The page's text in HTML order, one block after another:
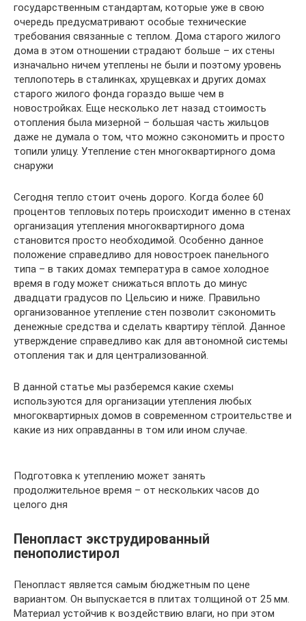
государственным стандартам, которые уже в свою
очередь предусматривают особые технические
требования связанные с теплом. Дома старого жилого
дома в этом отношении страдают больше – их стены
изначально ничем утеплены не были и поэтому уровень
теплопотерь в сталинках, хрущевках и других домах
старого жилого фонда гораздо выше чем в
новостройках. Еще несколько лет назад стоимость
отопления была мизерной – большая часть жильцов
даже не думала о том, что можно сэкономить и просто
топили улицу. Утепление стен многоквартирного дома
снаружи
Сегодня тепло стоит очень дорого. Когда более 60
процентов тепловых потерь происходит именно в стенах
организация утепления многоквартирного дома
становится просто необходимой. Особенно данное
положение справедливо для новостроек панельного
типа – в таких домах температура в самое холодное
время в году может снижаться вплоть до минус
двадцати градусов по Цельсию и ниже. Правильно
организованное утепление стен позволит сэкономить
денежные средства и сделать квартиру тёплой. Данное
утверждение справедливо как для автономной системы
отопления так и для централизованной.
В данной статье мы разберемся какие схемы
используются для организации утепления любых
многоквартирных домов в современном строительстве и
какие из них оправданны в том или ином случае.
Подготовка к утеплению может занять
продолжительное время – от нескольких часов до
целого дня
Пенопласт экструдированный
пенополистирол
Пенопласт является самым бюджетным по цене
вариантом. Он выпускается в плитах толщиной от 25 мм.
Материал устойчив к воздействию влаги, но при этом